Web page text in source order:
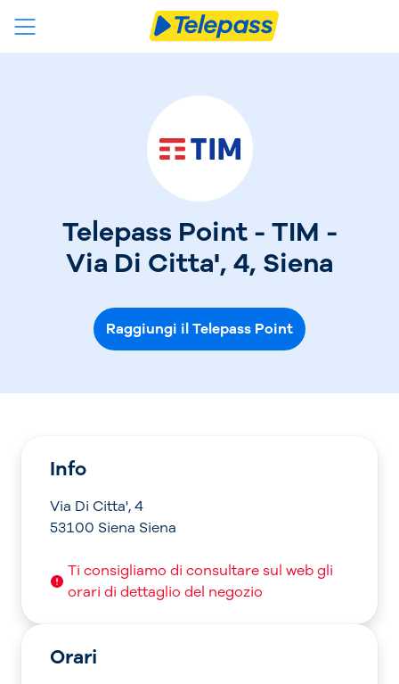
Telepass Point - TIM -
Via Di Citta', 4, Siena
Raggiungi il Telepass Point
Info
Via Di Citta', 4
53100 Siena Siena
Ti consigliamo di consultare sul web gli
orari di dettaglio del negozio
Orari